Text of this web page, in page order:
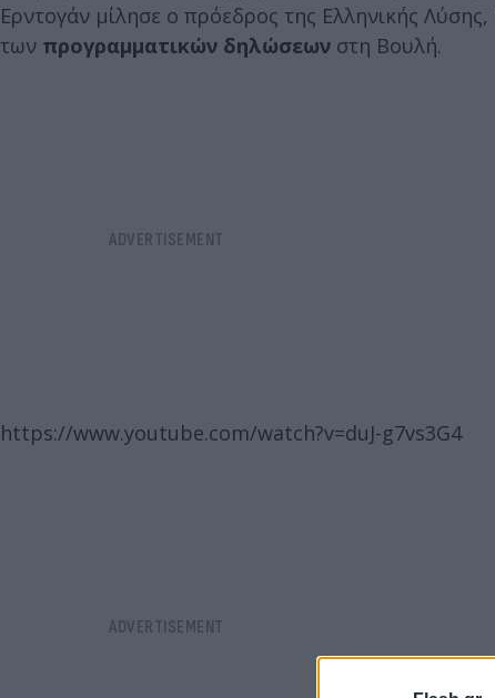
Ερντογάν μίλησε ο πρόεδρος της Ελληνικής Λύσης,
των προγραμματικών δηλώσεων στη Βουλή.
https://www.youtube.com/watch?v=duJ-g7vs3G4